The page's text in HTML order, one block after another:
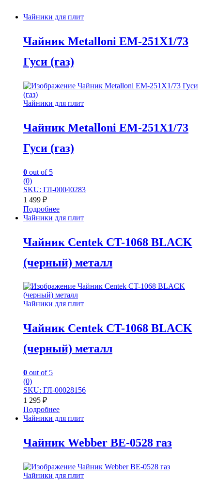
Чайники для плит
Чайник Metalloni EM-251X1/73
Гуси (газ)
Чайники для плит
Чайник Metalloni EM-251X1/73
Гуси (газ)
0 out of 5
(0)
SKU: ГЛ-00040283
1 499 ₽
Подробнее
Чайники для плит
Чайник Centek CT-1068 BLACK
(черный) металл
Чайники для плит
Чайник Centek CT-1068 BLACK
(черный) металл
0 out of 5
(0)
SKU: ГЛ-00028156
1 295 ₽
Подробнее
Чайники для плит
Чайник Webber BE-0528 газ
Чайники для плит